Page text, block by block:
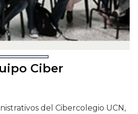
Ciber
del Cibercolegio UCN,